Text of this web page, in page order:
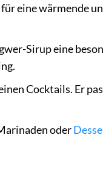
eine wärmende
Sirup eine
Cocktails. Er
oder